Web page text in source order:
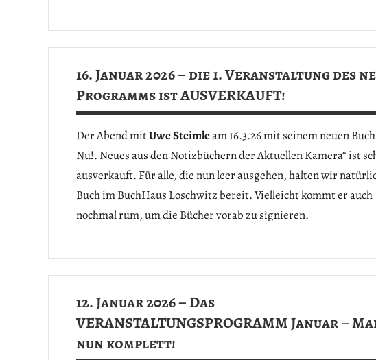
16. Januar 2026 – die 1. Veranstaltung des
Programms ist AUSVERKAUFT!
Der Abend mitUwe Steimleam 16.3.26 mit seinem neuen
Nu!. Neues aus den Notizbüchern der Aktuellen Kamera“ ist
ausverkauft. Für alle, die nun leer ausgehen, halten wir
Buch im BuchHaus Loschwitz bereit. Vielleicht kommt er auch
nochmal rum, um die Bücher vorab zu signieren.
12. Januar 2026 – Das
VERANSTALTUNGSPROGRAMM Januar –
nun komplett!